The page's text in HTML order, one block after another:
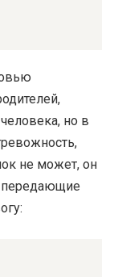
но в
не может, он
передающие